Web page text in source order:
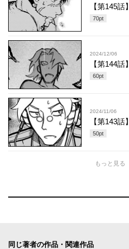
【第145話】
70pt
2024/12/06
【第144話】
60pt
2024/11/06
【第143話】
50pt
もっと見る
同じ著者の作品・関連作品